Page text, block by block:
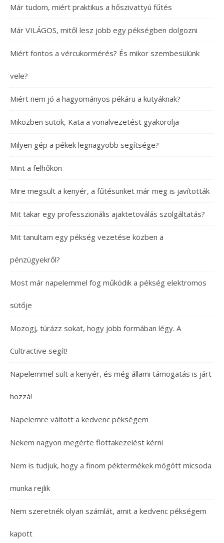
Már tudom, miért praktikus a hőszivattyú fűtés
Már VILÁGOS, mitől lesz jobb egy pékségben dolgozni
Miért fontos a vércukormérés? És mikor szembesülünk
vele?
Miért nem jó a hagyományos pékáru a kutyáknak?
Miközben sütök, Kata a vonalvezetést gyakorolja
Milyen gép a pékek legnagyobb segítsége?
Mint a felhőkön
Mire megsült a kenyér, a fűtésünket már meg is javították
Mit takar egy professzionális ajaktetoválás szolgáltatás?
Mit tanultam egy pékség vezetése közben a
pénzügyekről?
Most már napelemmel fog működik a pékség elektromos
sütője
Mozogj, túrázz sokat, hogy jobb formában légy. A
Cultractive segít!
Napelemmel sült a kenyér, és még állami támogatás is járt
hozzá!
Napelemre váltott a kedvenc pékségem
Nekem nagyon megérte flottakezelést kérni
Nem is tudjuk, hogy a finom péktermékek mögött micsoda
munka rejlik
Nem szeretnék olyan számlát, amit a kedvenc pékségem
kapott